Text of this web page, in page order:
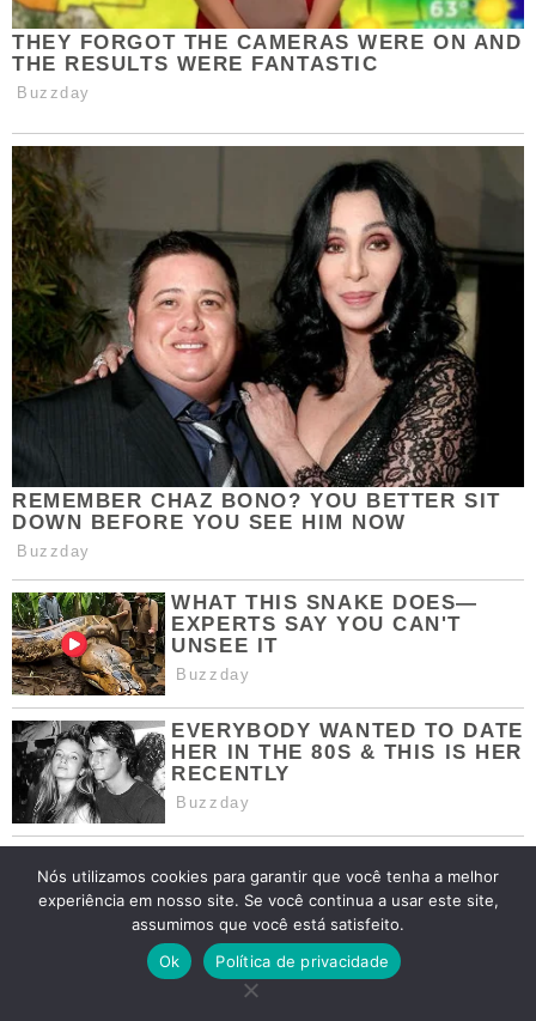
Nós utilizamos cookies para garantir que você tenha a melhor
experiência em nosso site. Se você continua a usar este site,
assumimos que você está satisfeito.
Ok
Política de privacidade